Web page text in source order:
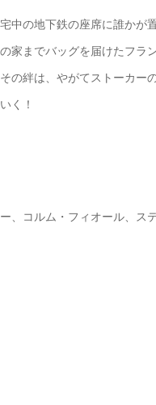
中の地下鉄の座席に誰かが
家までバッグを届けたフラ
の絆は、やがてストーカー
く！
、コルム・フィオール、ス